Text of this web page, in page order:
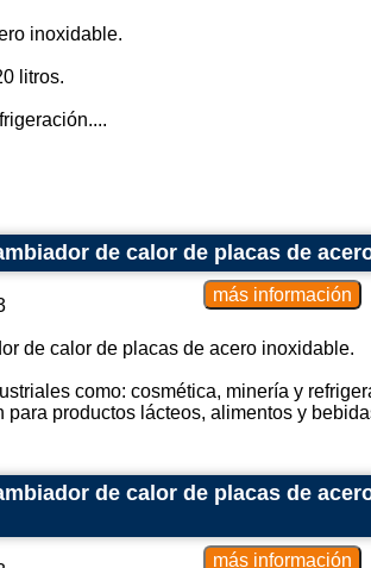
inoxidable.
litros.
de calor de placas de
de calor de placas de acero inoxidable.
como: cosmética, minería y
productos lácteos, alimentos y
de calor de placas de